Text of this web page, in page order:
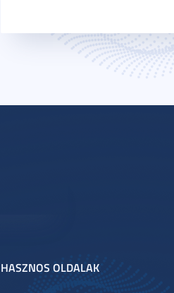
HASZNOS OLDALAK